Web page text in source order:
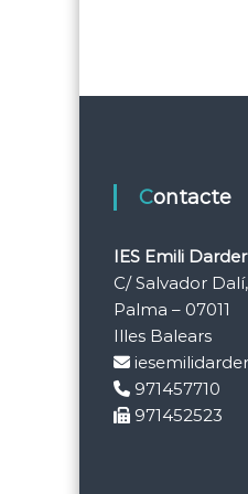
Contacte
IES Emili Darder
C/ Salvador
Palma – 07011
Illes Balears
971457710
971452523